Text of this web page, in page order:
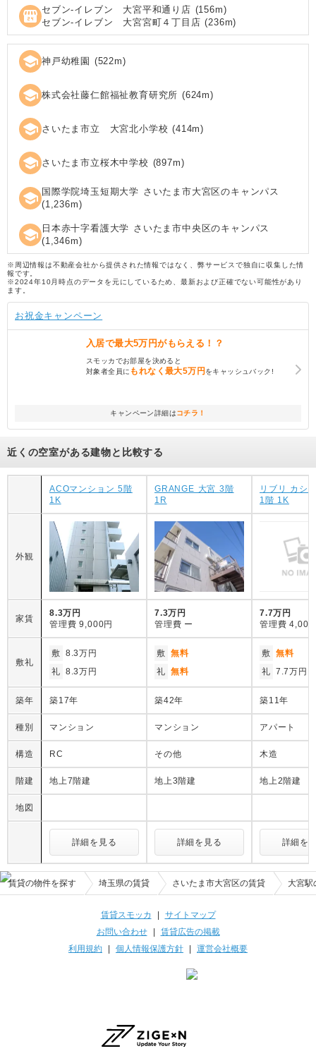
local_convenience_store セブン‐イレブン 大宮平和通り店 (156m)
セブン‐イレブン 大宮宮町４丁目店 (236m)
school 神戸幼稚園 (522m)
school 株式会社藤仁館福祉教育研究所 (624m)
school さいたま市立 大宮北小学校 (414m)
school さいたま市立桜木中学校 (897m)
school 国際学院埼玉短期大学 さいたま市大宮区のキャンパス
(1,236m)
school 日本赤十字看護大学 さいたま市中央区のキャンパス
(1,346m)
※周辺情報は不動産会社から提供された情報ではなく、弊サービスで独自に収集した情
報です。
※2024年10月時点のデータを元にしているため、最新および正確でない可能性があり
ます。
お祝金キャンペーン
入居で最大5万円がもらえる！？
スモッカでお部屋を決めると
対象者全員に もれなく最大5万円をキャッシュバック!
キャンペーン詳細はコチラ！
近くの空室がある建物と比較する
ACOマンション 5階
1K
GRANGE 大宮 3階
1R
リブリ カシ
1階 1K
外観
家賃
8.3万円
管理費 9,000円
7.3万円
管理費 ー
7.7万円
管理費 4,000
敷礼
敷 8.3万円
礼 8.3万円
敷 無料
礼 無料
敷 無料
礼 7.7万円
築年 築17年 築42年 築11年
種別 マンション マンション アパート
構造 RC その他 木造
階建 地上7階建 地上3階建 地上2階建
地図
詳細を見る 詳細を見る 詳細を
賃貸の物件を探す 埼玉県の賃貸 さいたま市大宮区の賃貸 大宮駅
賃貸スモッカ | サイトマップ
お問い合わせ| 賃貸広告の掲載
利用規約 | 個人情報保護方針 | 運営会社概要